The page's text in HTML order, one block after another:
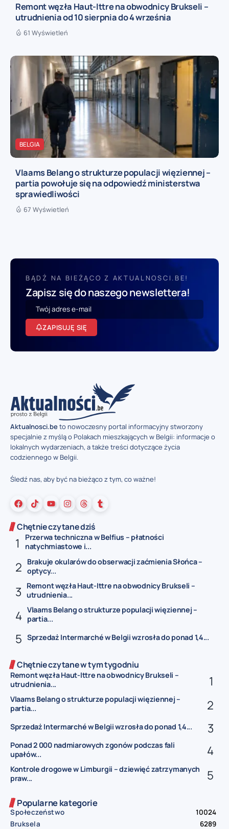
Remont węzła Haut-Ittre na obwodnicy Brukseli –
utrudnienia od 10 sierpnia do 4 września
61 Wyświetleń
BELGIA
Vlaams Belang o strukturze populacji więziennej –
partia powołuje się na odpowiedź ministerstwa
sprawiedliwości
67 Wyświetleń
BĄDŹ NA BIEŻĄCO Z AKTUALNOSCI.BE!
Zapisz się do naszego newslettera!
ZAPISUJĘ SIĘ
Aktualnosci.beto nowoczesny portal informacyjny stworzony
specjalnie z myślą o Polakach mieszkających w Belgii: informacje o
lokalnych wydarzeniach, a także treści dotyczące życia
codziennego w Belgii.
Śledź nas, aby być na bieżąco z tym, co ważne!
Chętnie czytane dziś
Przerwa techniczna w Belfius – płatności
natychmiastowe i...
Brakuje okularów do obserwacji zaćmienia Słońca –
optycy...
Remont węzła Haut-Ittre na obwodnicy Brukseli –
utrudnienia...
Vlaams Belang o strukturze populacji więziennej –
partia...
Sprzedaż Intermarché w Belgii wzrosła do ponad 1,4...
Chętnie czytane w tym tygodniu
Remont węzła Haut-Ittre na obwodnicy Brukseli –
utrudnienia...
Vlaams Belang o strukturze populacji więziennej –
partia...
Sprzedaż Intermarché w Belgii wzrosła do ponad 1,4...
Ponad 2 000 nadmiarowych zgonów podczas fali
upałów...
Kontrole drogowe w Limburgii – dziewięć zatrzymanych
praw...
Popularne kategorie
Społeczeństwo
10024
Bruksela
6289